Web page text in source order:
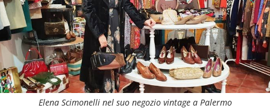
Elena Scimonelli nel suo negozio vintage a Palermo